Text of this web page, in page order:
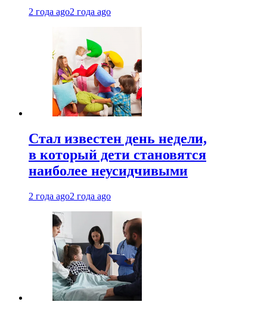
2 года ago2 года ago
Стал известен день недели,
в который дети становятся
наиболее неусидчивыми
2 года ago2 года ago